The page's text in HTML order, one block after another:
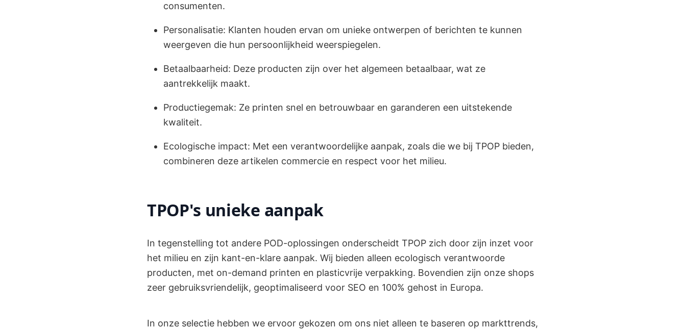
consumenten.
Personalisatie: Klanten houden ervan om unieke ontwerpen of berichten te kunnen
weergeven die hun persoonlijkheid weerspiegelen.
Betaalbaarheid: Deze producten zijn over het algemeen betaalbaar, wat ze
aantrekkelijk maakt.
Productiegemak: Ze printen snel en betrouwbaar en garanderen een uitstekende
kwaliteit.
Ecologische impact: Met een verantwoordelijke aanpak, zoals die we bij TPOP bieden,
combineren deze artikelen commercie en respect voor het milieu.
TPOP's unieke aanpak
In tegenstelling tot andere POD-oplossingen onderscheidt TPOP zich door zijn inzet voor
het milieu en zijn kant-en-klare aanpak. Wij bieden alleen ecologisch verantwoorde
producten, met on-demand printen en plasticvrije verpakking. Bovendien zijn onze shops
zeer gebruiksvriendelijk, geoptimaliseerd voor SEO en 100% gehost in Europa.
In onze selectie hebben we ervoor gekozen om ons niet alleen te baseren op markttrends,